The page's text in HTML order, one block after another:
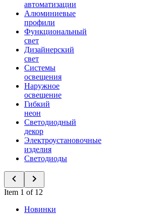
автоматизации
Алюминиевые
профили
Функциональный
свет
Дизайнерский
свет
Системы
освещения
Наружное
освещение
Гибкий
неон
Светодиодный
декор
Электроустановочные
изделия
Светодиоды
Item 1 of 12
Новинки